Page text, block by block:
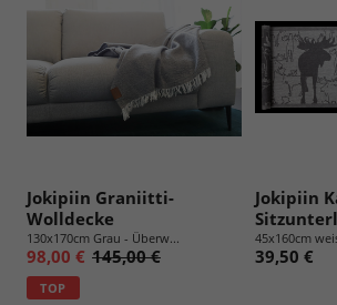
Jokipiin Graniitti-
Wolldecke
130x170cm Grau - Überw...
98,00 € 145,00 €
TOP
Jokipiin
45x160cm
39,50 €